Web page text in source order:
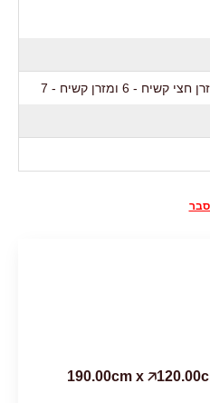
קשיח - 6 ומזרן קשיח - 7